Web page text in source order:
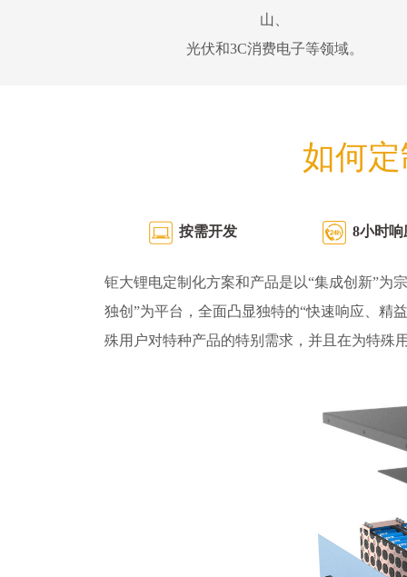
山、
光伏和3C消费电子等领域。
如何
按需开发 8小时响
钜大锂电定制化方案和产品是以“集成创新”为
独创”为平台，全面凸显独特的“快速响应、精
殊用户对特种产品的特别需求，并且在为特殊